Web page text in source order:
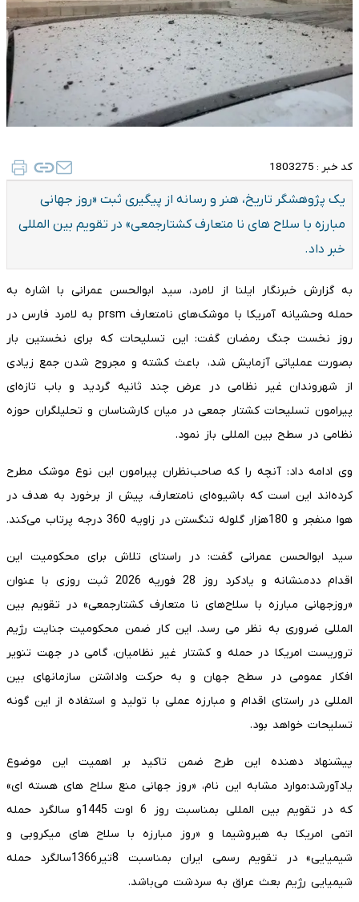
کد خبر : 1803275
یک پژوهشگر تاریخ، هنر و رسانه از پیگیری ثبت «روز جهانی
مبارزه با سلاح های نا متعارف کشتارجمعی» در تقویم بین المللی
خبر داد.
به گزارش خبرنگار ایلنا از لامرد، سید ابوالحسن عمرانی با اشاره به
حمله وحشیانه آمریکا با موشک‌های نامتعارف prsm به لامرد فارس در
روز نخست جنگ رمضان گفت: این تسلیحات که برای نخستین بار
بصورت عملیاتی آزمایش شد، باعث کشته و مجروح شدن جمع زیادی
از شهروندان غیر نظامی در عرض چند ثانیه گردید و باب تازه‌ای
پیرامون تسلیحات کشتار جمعی در میان کارشناسان و تحلیلگران حوزه
نظامی در سطح بین المللی باز نمود.
وی ادامه داد: آنچه را که صاحب‌نظران پیرامون این نوع موشک مطرح
کرده‌اند این است که باشیوه‌ای نامتعارف، پیش از برخورد به هدف در
هوا منفجر و 180هزار گلوله تنگستن در زاویه 360 درجه پرتاب می‌کند.
سید ابوالحسن عمرانی گفت: در راستای تلاش برای محکومیت این
اقدام ددمنشانه و یادکرد روز 28 فوریه 2026 ثبت روزی با عنوان
«روزجهانی مبارزه با سلاح‌های نا متعارف کشتارجمعی» در تقویم بین
المللی ضروری به نظر می رسد. این کار ضمن محکومیت جنایت رژیم
تروریست امریکا در حمله و کشتار غیر نظامیان، گامی در جهت تنویر
افکار عمومی در سطح جهان و به حرکت واداشتن سازمانهای بین
المللی در راستای اقدام و مبارزه عملی با تولید و استفاده از این گونه
تسلیحات خواهد بود.
پیشنهاد دهنده این طرح ضمن تاکید بر اهمیت این موضوع
یادآورشد:موارد مشابه این نام، «روز جهانی منع سلاح های هسته ای»
که در تقویم بین المللی بمناسبت روز 6 اوت 1445و سالگرد حمله
اتمی امریکا به هیروشیما و «روز مبارزه با سلاح های میکروبی و
شیمیایی» در تقویم رسمی ایران بمناسبت 8تیر1366سالگرد حمله
شیمیایی رژیم بعث عراق به سردشت می‌باشد.